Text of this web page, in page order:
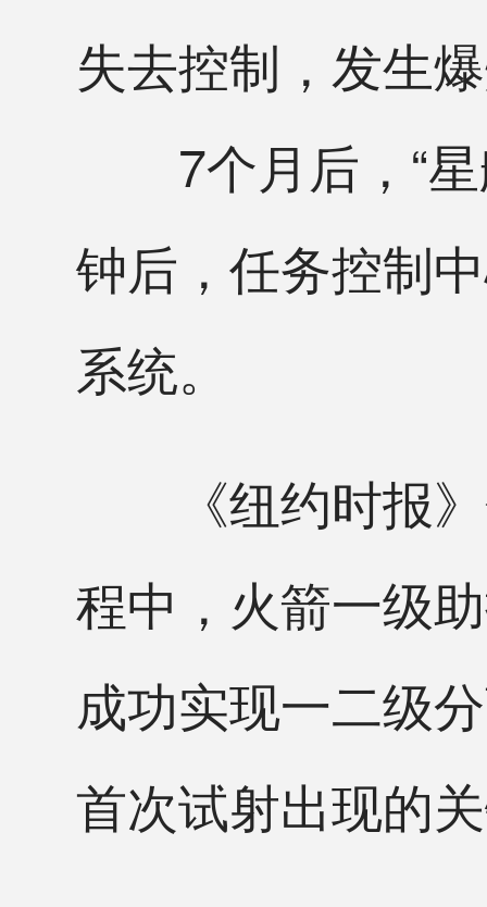
失去控制，发生
7个月后，“星
钟后，任务控制
系统。
《纽约时报》
程中，火箭一级
成功实现一二级
首次试射出现的